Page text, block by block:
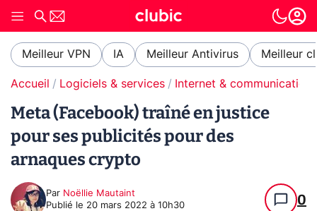
Meilleur VPN IA Meilleur Antivirus Meilleur
Accueil Logiciels & services Internet & communication
Meta (Facebook) traîné en justice
pour ses publicités pour des
arnaques crypto
Par Noëllie Mautaint
Publié le 20 mars 2022 à 10h30 0